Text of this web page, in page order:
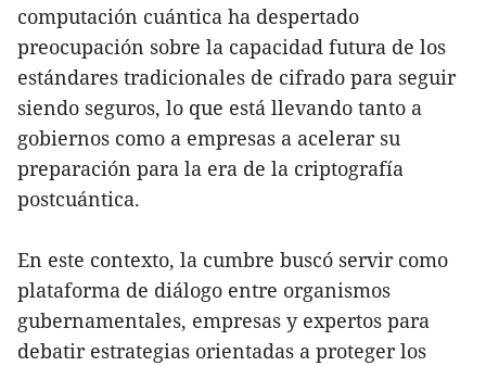
computación cuántica ha despertado
preocupación sobre la capacidad futura de los
estándares tradicionales de cifrado para seguir
siendo seguros, lo que está llevando tanto a
gobiernos como a empresas a acelerar su
preparación para la era de la criptografía
postcuántica.
En este contexto, la cumbre buscó servir como
plataforma de diálogo entre organismos
gubernamentales, empresas y expertos para
debatir estrategias orientadas a proteger los